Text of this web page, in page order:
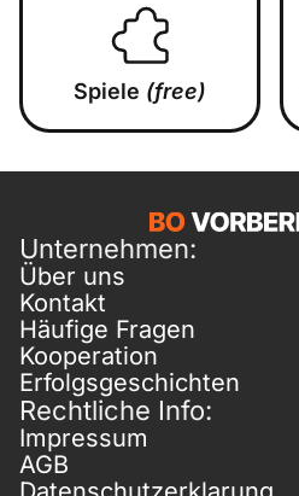
Spiele (free)
Unternehmen:
Über uns
Kontakt
Häufige Fragen
Kooperation
Erfolgsgeschichten
Rechtliche Info:
Impressum
AGB